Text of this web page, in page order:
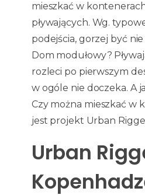
mieszkać w
pływających. Wg.
podejścia, gorzej być
Dom modułowy?
rozleci po pierwszym
w ogóle nie doczeka. A
Czy można mieszkać w
jest projekt Urban
Urban